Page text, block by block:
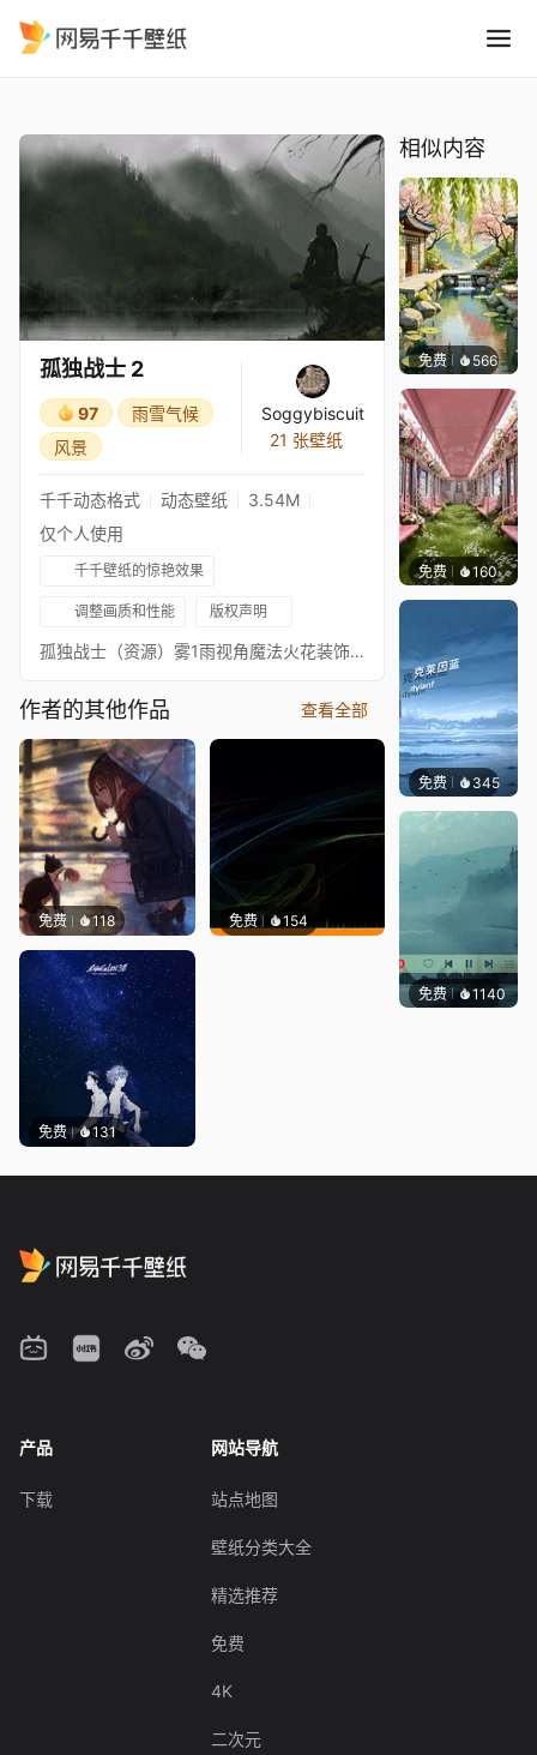
孤独战士 2
97
雨雪气候
风景
Soggybiscuit
21 张壁纸
千千动态格式 动态壁纸
3.54M
仅个人使用
千千壁纸的惊艳效果
调整画质和性能 版权声明
孤独战士（资源）雾1雨视角魔法火花装饰剑柄。并且有魔法三位一体围绕剑柄旋转。雷电雾1音乐--Bensound-Slowmotion。（效果）抖动（1）用于轻微呼吸效果。抖动（2）用于轻微摇摆动作。轻微视角变化。局部对比度用于细节修饰。（新）水波纹用于水，:)远处还有两个雷电。
作者的其他作品 查看全部
免费 118 免费 154
免费 131
相似内容
免费 566渔小小
免费 160渔小小
免费 345冰茶Ln
免费 1140冰茶
产品
下载
网站导航
站点地图
壁纸分类大全
精选推荐
免费
4K
二次元